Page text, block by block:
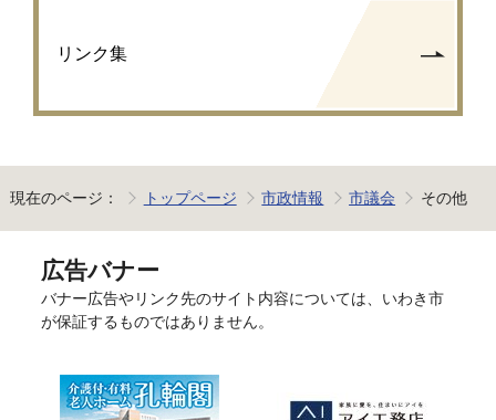
リンク集
現在のページ： トップページ 市政情報 市議会 その他
広告バナー
バナー広告やリンク先のサイト内容については、いわき市
が保証するものではありません。